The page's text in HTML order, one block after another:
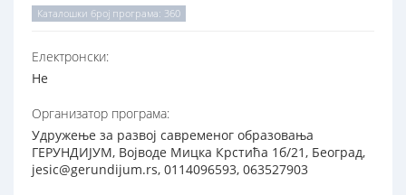
Каталошки број програма: 360
Електронски:
Не
Организатор програма:
Удружење за развој савременог образовања
ГЕРУНДИЈУМ, Војводе Мицка Крстића 1б/21, Београд,
jesic@gerundijum.rs, 0114096593, 063527903